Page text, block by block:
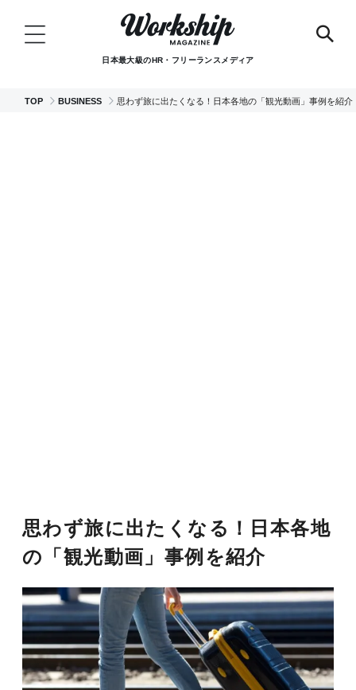
日本最大級のHR・フリーランスメディア
TOP BUSINESS 思わず旅に出たくなる！日本各地の「観光動画」事例を紹介
思わず旅に出たくなる！日本各地
の「観光動画」事例を紹介